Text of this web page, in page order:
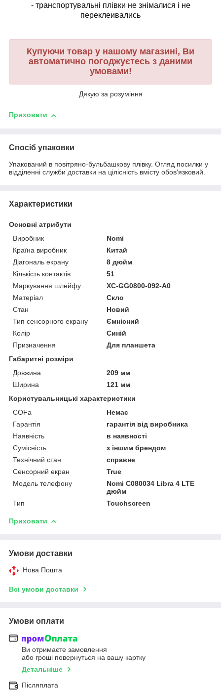
- транспортувальні плівки не знімалися і не
переклеивались
Купуючи товар у нашому магазині, Ви
автоматично погоджуєтесь з даними
умовами!
Дякую за розуміння
Приховати
Спосіб упаковки
Упакований в повітряно-бульбашкову плівку. Огляд посилки у
відділенні служби доставки на цілісність вмісту обов'язковий.
Характеристики
Основні атрибути
Виробник
Nomi
Країна виробник
Китай
Діагональ екрану
8 дюйм
Кількість контактів
51
Маркування шлейфу
XC-GG0800-092-A0
Матеріал
Скло
Стан
Новий
Тип сенсорного екрану
Ємнісний
Колір
Синій
Призначення
Для планшета
Габаритні розміри
Довжина
209 мм
Ширина
121 мм
Користувальницькі характеристики
COFа
Немає
Гарантія
гарантія від виробника
Наявність
в наявності
Сумісність
з іншим брендом
Технічний стан
справне
Сенсорний екран
True
Модель телефону
Nomi C080034 Libra 4 LTE
дюйм
Тип
Touchscreen
Приховати
Умови доставки
Нова Пошта
Всі умови доставки
Умови оплати
Ви отримаєте замовлення
або гроші повернуться на вашу картку
Детальніше
Післяплата